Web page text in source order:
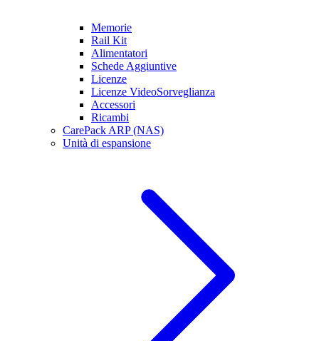
Memorie
Rail Kit
Alimentatori
Schede Aggiuntive
Licenze
Licenze VideoSorveglianza
Accessori
Ricambi
CarePack ARP (NAS)
Unità di espansione